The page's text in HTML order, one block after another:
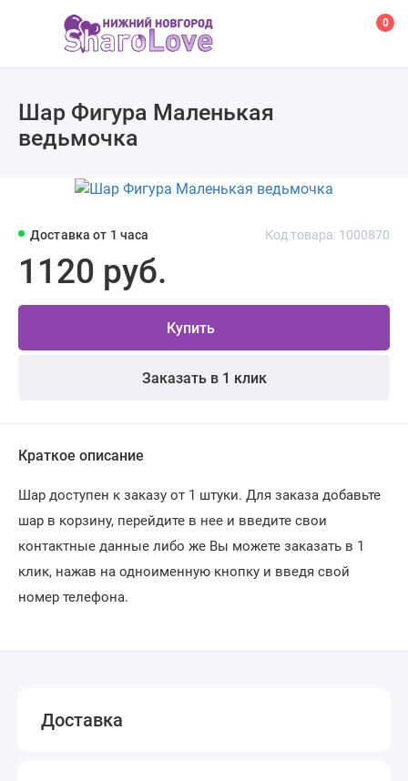
0
Шар Фигура Маленькая
ведьмочка
Доставка от 1 часа Код товара: 1000870
1120 руб.
Купить
Заказать в 1 клик
Краткое описание
Шар доступен к заказу от 1 штуки. Для заказа добавьте
шар в корзину, перейдите в нее и введите свои
контактные данные либо же Вы можете заказать в 1
клик, нажав на одноименную кнопку и введя свой
номер телефона.
Доставка